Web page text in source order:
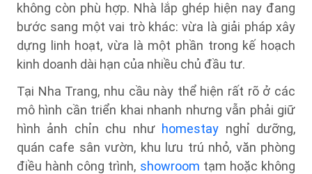
không còn phù hợp. Nhà lắp ghép hiện nay đang
bước sang một vai trò khác: vừa là giải pháp xây
dựng linh hoạt, vừa là một phần trong kế hoạch
kinh doanh dài hạn của nhiều chủ đầu tư.
Tại Nha Trang, nhu cầu này thể hiện rất rõ ở các
mô hình cần triển khai nhanh nhưng vẫn phải giữ
hình ảnh chỉn chu nhưhomestay nghỉ dưỡng,
quán cafe sân vườn, khu lưu trú nhỏ, văn phòng
điều hành công trình, showroom tạm hoặc không